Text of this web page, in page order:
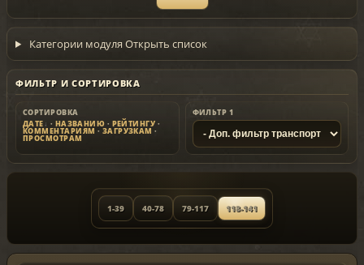
Категории модуля Открыть список
ФИЛЬТР И СОРТИРОВКА
СОРТИРОВКА
ДАТЕ
· НАЗВАНИЮ · РЕЙТИНГУ ·
КОММЕНТАРИЯМ · ЗАГРУЗКАМ ·
ПРОСМОТРАМ
ФИЛЬТР 1
1-39 40-78 79-117 118-141